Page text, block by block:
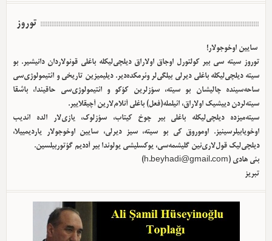
توروز
سایین اوخوجولار!
توروز سیته سی بیر کولتورل اوجاق اولا‌راق دیلچی‌لیکله باغلی قونولاردان دانیشیر. بو
سیته دیلچی‌لیکله باغلی دیرلی بیلگی‌لر وئرمکده‌دیر. دیلیمیزین تاریخی و ائتیمولوژی‌سی
ساحه‌سینده چالیشان بو سیته، سؤزلرین کؤکو و ائتیمولوژی‌سی حاقیندا، باشقا
سیته‌لردن دییشیک اولا‌راق، ائیلمله(فعل) باغلی آنلام‌لارین آچیقلاییر.
سیته‌میزده دیلچی‌لیکله باغلی بیر چوخ کیتاب، سؤزلوک، یازی‌لار الده ائدیب
اوخویابیلرسینیز. اوموروق کی بو سیته، سیز دیرلی، سایین اوخوجولار یاردیمییلا،
دیلچی‌لیک قول‌لاری‌نین گلیشمه‌سی، یوکسلیشی یولوندا بیر آددیم گؤتوربیلسین.
بئی هادی ( h.beyhadi@gmail.com
)
تبریز